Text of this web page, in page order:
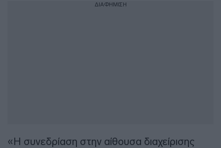
ΔΙΑΦΗΜΙΣΗ
«Η συνεδρίαση στην αίθουσα διαχείρισης